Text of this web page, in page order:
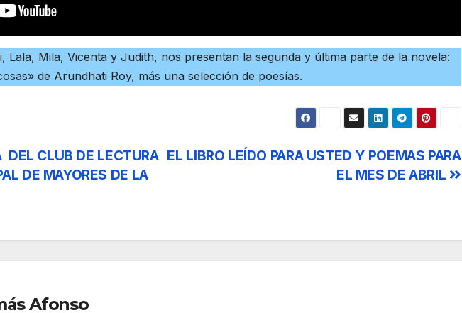
Lala, Mila, Vicenta y Judith, nos presentan la segunda y última parte de la novela:
de Arundhati Roy, más una selección de poesías.
EL LIBRO LEÍDO PARA USTED Y POEMAS PARA
EL MES DE ABRIL
DEL CLUB DE LECTURA
DE MAYORES DE LA
Afonso